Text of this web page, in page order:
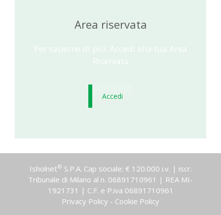
Area riservata
Per saperne di più: Accedi alla tua Area
Riservata
Accedi
Isholnet© S.P.A. Cap sociale: € 120.000 i.v. | iscr.
Tribunale di Milano al n. 06891710961 | REA MI-
1921731 | C.F. e P.iva 06891710961
Privacy Policy - Cookie Policy